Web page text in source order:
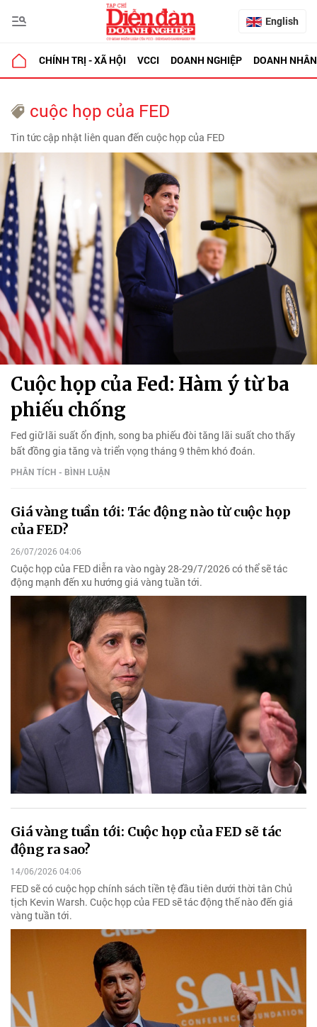
English
CHÍNH TRỊ - XÃ HỘI VCCI DOANH NGHIỆP DOANH NHÂN
cuộc họp của FED
Tin tức cập nhật liên quan đến cuộc họp của FED
Cuộc họp của Fed: Hàm ý từ ba
phiếu chống
Fed giữ lãi suất ổn định, song ba phiếu đòi tăng lãi suất cho thấy
bất đồng gia tăng và triển vọng tháng 9 thêm khó đoán.
PHÂN TÍCH - BÌNH LUẬN
Giá vàng tuần tới: Tác động nào từ cuộc họp
của FED?
26/07/2026 04:06
Cuộc họp của FED diễn ra vào ngày 28-29/7/2026 có thể sẽ tác
động mạnh đến xu hướng giá vàng tuần tới.
Giá vàng tuần tới: Cuộc họp của FED sẽ tác
động ra sao?
14/06/2026 04:06
FED sẽ có cuộc họp chính sách tiền tệ đầu tiên dưới thời tân Chủ
tịch Kevin Warsh. Cuộc họp của FED sẽ tác động thế nào đến giá
vàng tuần tới.